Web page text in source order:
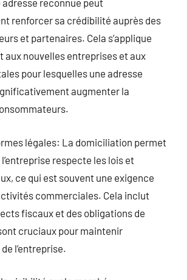
reconnue peut
renforcer sa crédibilité auprès des
et partenaires. Cela s’applique
nouvelles entreprises et aux
pour lesquelles une adresse
augmenter la
légales: La domiciliation permet
l’entreprise respecte les lois et
ce qui est souvent une exigence
commerciales. Cela inclut
fiscaux et des obligations de
cruciaux pour maintenir
l’entreprise.